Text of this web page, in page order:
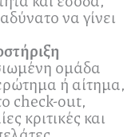
να γίνει
ομάδα
ή αίτημα,
check-out,
κριτικές και